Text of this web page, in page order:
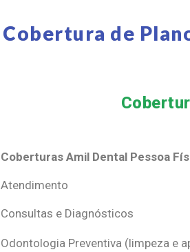
Cobertura de
Coberturas Amil Dental Pessoa
Coberturas Amil Dental Pessoa
Atendimento
Consultas e Diagnósticos
Odontologia Preventiva (limpeza e